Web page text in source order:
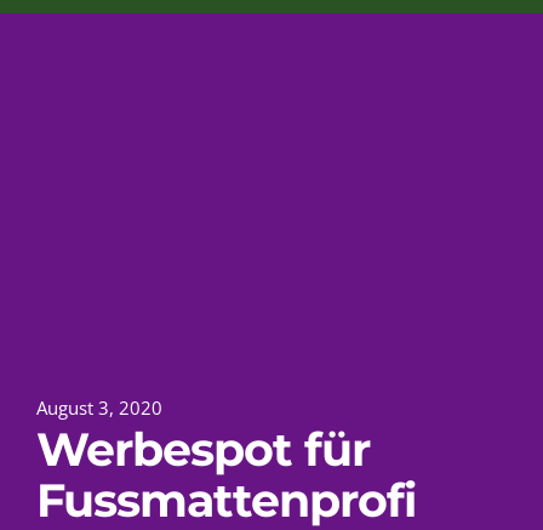
August 3, 2020
Werbespot für
Fussmattenprofi